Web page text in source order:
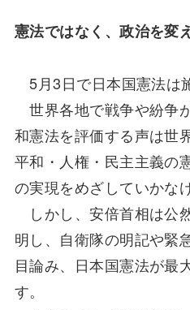
憲法ではなく、政治を変
5月3日で日本国憲法は
世界各地で戦争や紛争
和憲法を評価する声は世
平和・人権・民主主義の
の実現をめざしていかな
しかし、安倍首相は公
明し、自衛隊の明記や緊
目論み、日本国憲法が最
す。